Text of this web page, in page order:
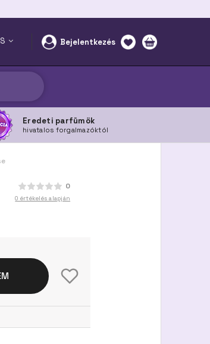
Bejelentkezés
Eredeti parfümök
hivatalos forgalmazóktól
0
0 értékelés alapján